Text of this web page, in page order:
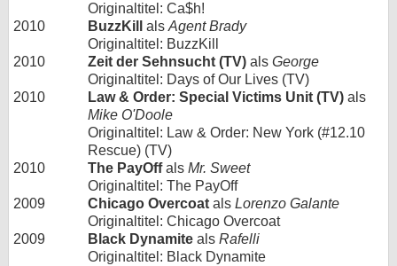
Originaltitel: Ca$h!
2010
BuzzKill als Agent Brady
Originaltitel: BuzzKill
2010
Zeit der Sehnsucht (TV) als George
Originaltitel: Days of Our Lives (TV)
2010
Law & Order: Special Victims Unit (TV) als
Mike O'Doole
Originaltitel: Law & Order: New York (#12.10
Rescue) (TV)
2010
The PayOffals Mr. Sweet
Originaltitel: The PayOff
2009
Chicago Overcoat als Lorenzo Galante
Originaltitel: Chicago Overcoat
2009
Black Dynamite als Rafelli
Originaltitel: Black Dynamite